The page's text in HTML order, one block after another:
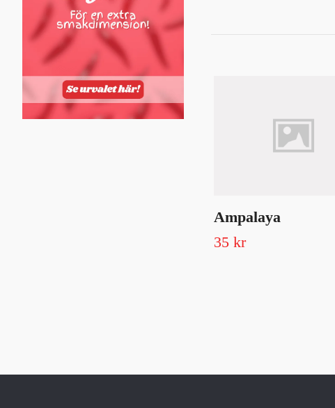
Ampalaya
35 kr